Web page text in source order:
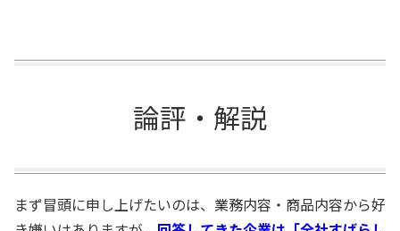
論評・解説
まず冒頭に申し上げたいのは、業務内容・商品内容から好